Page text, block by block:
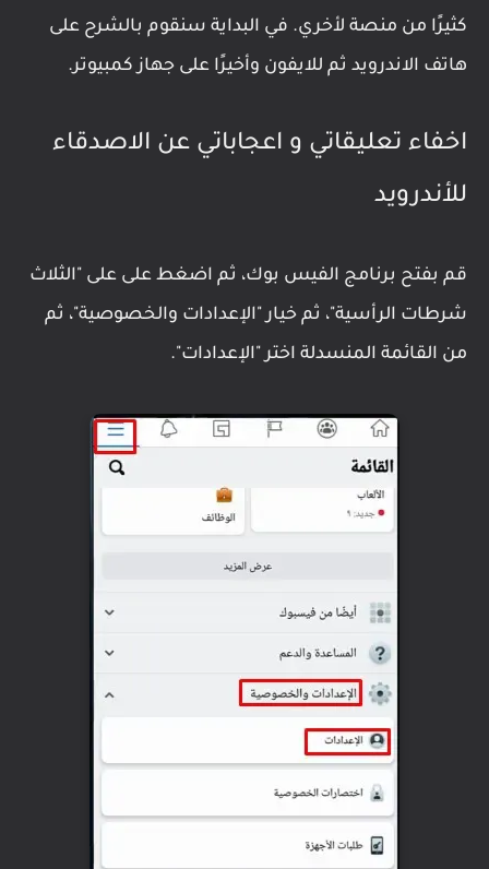
كثيرًا من منصة لأخري. في البداية سنقوم بالشرح على
هاتف الاندرويد ثم للايفون وأخيرًا على جهاز كمبيوتر.
اخفاء تعليقاتي و اعجاباتي عن الاصدقاء
للأندرويد
قم بفتح برنامج الفيس بوك، ثم اضغط على على "الثلاث
شرطات الرأسية"، ثم خيار "الإعدادات والخصوصية"، ثم
من القائمة المنسدلة اختر "الإعدادات".